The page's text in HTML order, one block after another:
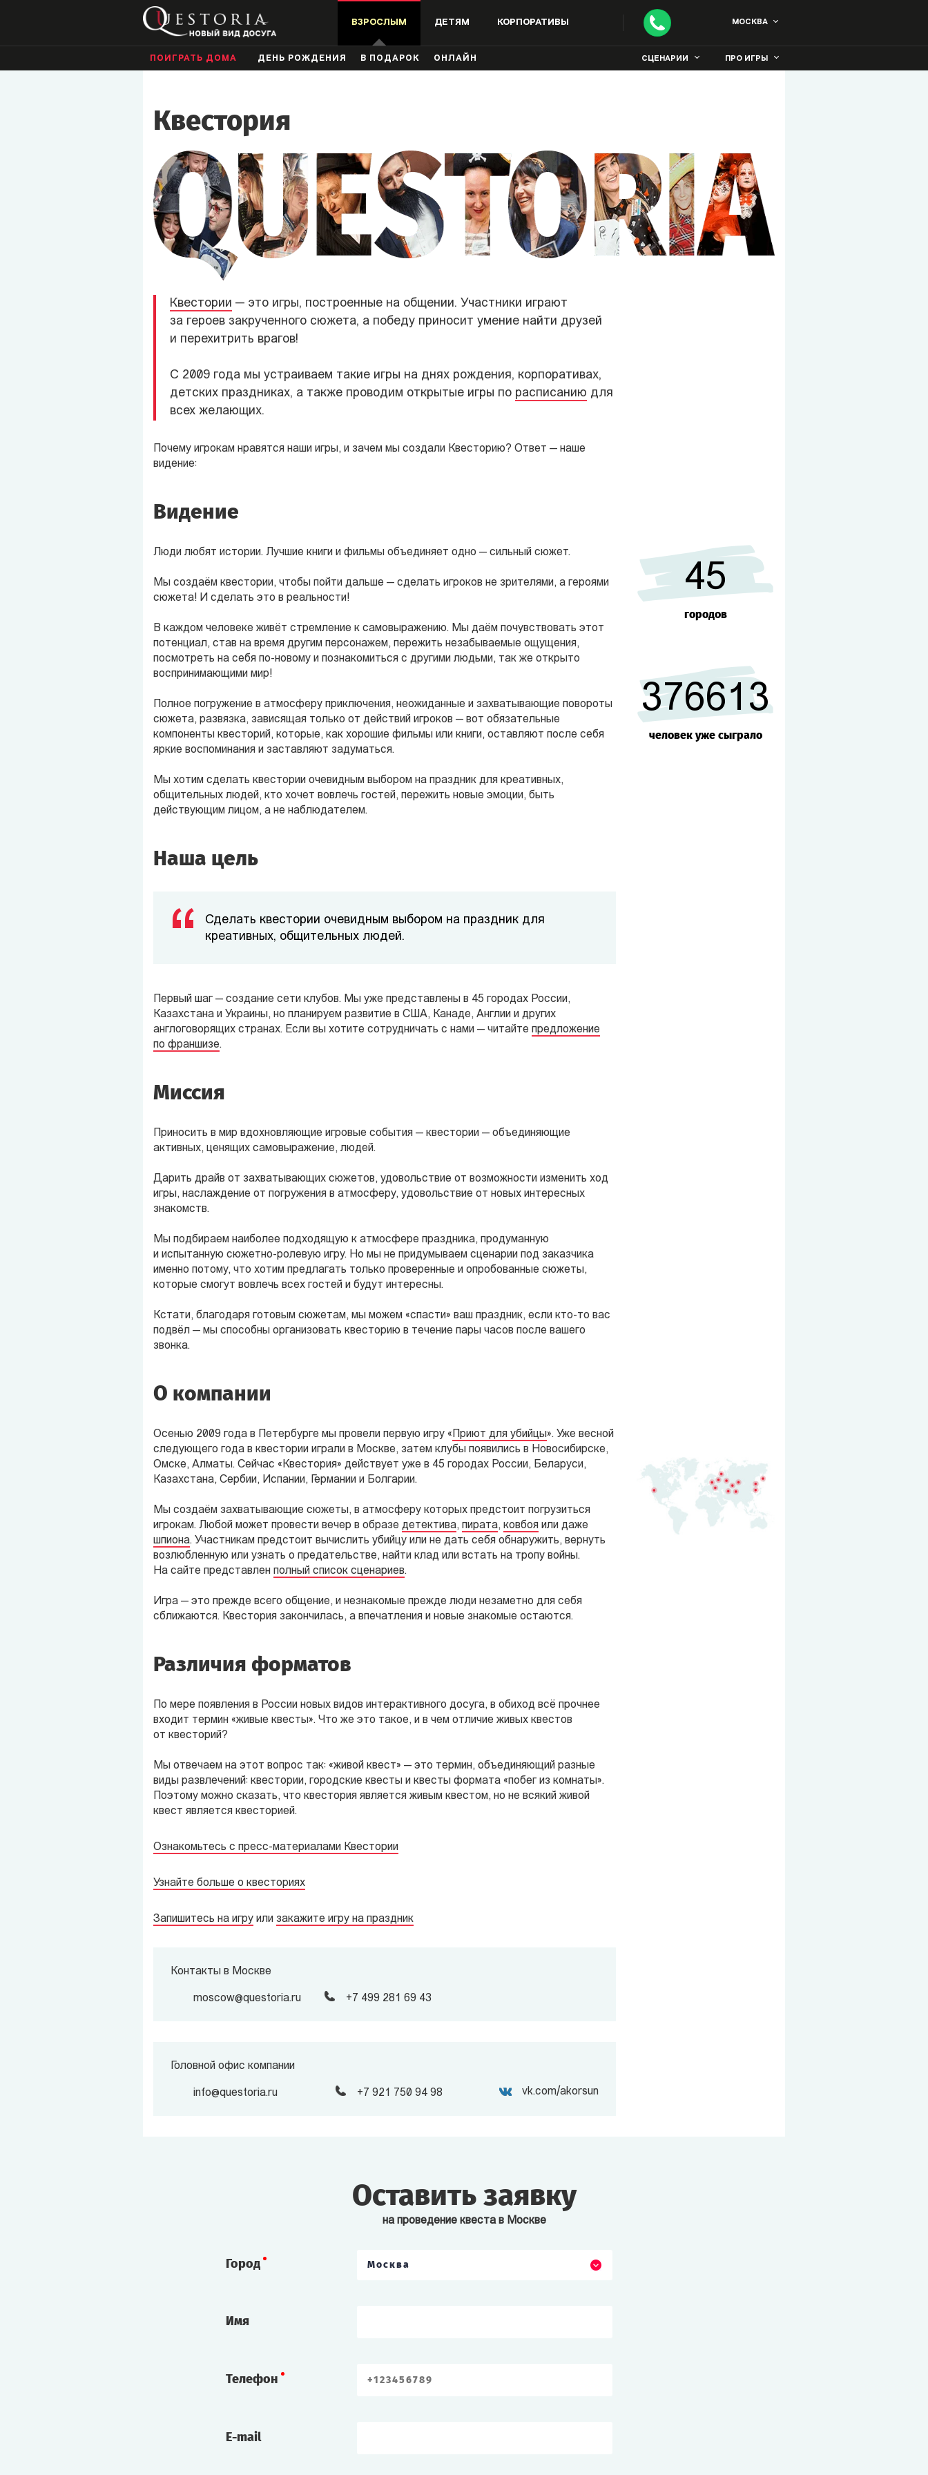
ВЗРОСЛЫМ ДЕТЯМ КОРПОРАТИВЫ МОСКВА
ПОИГРАТЬ ДОМА ДЕНЬ РОЖДЕНИЯ В ПОДАРОК ОНЛАЙН СЦЕНАРИИ ПРО ИГРЫ
Квестория
Квестории — это игры, построенные на общении. Участники играют
за героев закрученного сюжета, а победу приносит умение найти друзей
и перехитрить врагов!
C 2009 года мы устраиваем такие игры на днях рождения, корпоративах,
детских праздниках, а также проводим открытые игры по расписанию для
всех желающих.
Почему игрокам нравятся наши игры, и зачем мы создали Квесторию? Ответ — наше
видение:
45
городов
376613
человек уже сыграло
Видение
Люди любят истории. Лучшие книги и фильмы объединяет одно — сильный сюжет.
Мы создаём квестории, чтобы пойти дальше — сделать игроков не зрителями, а героями
сюжета! И сделать это в реальности!
В каждом человеке живёт стремление к самовыражению. Мы даём почувствовать этот
потенциал, став на время другим персонажем, пережить незабываемые ощущения,
посмотреть на себя по-новому и познакомиться с другими людьми, так же открыто
воспринимающими мир!
Полное погружение в атмосферу приключения, неожиданные и захватывающие повороты
сюжета, развязка, зависящая только от действий игроков — вот обязательные
компоненты квесторий, которые, как хорошие фильмы или книги, оставляют после себя
яркие воспоминания и заставляют задуматься.
Мы хотим сделать квестории очевидным выбором на праздник для креативных,
общительных людей, кто хочет вовлечь гостей, пережить новые эмоции, быть
действующим лицом, а не наблюдателем.
Наша цель
Сделать квестории очевидным выбором на праздник для
креативных, общительных людей.
Первый шаг — создание сети клубов. Мы уже представлены в 45 городах России,
Казахстана и Украины, но планируем развитие в США, Канаде, Англии и других
англоговорящих странах. Если вы хотите сотрудничать с нами — читайте предложение
по франшизе.
Миссия
Приносить в мир вдохновляющие игровые события — квестории — объединяющие
активных, ценящих самовыражение, людей.
Дарить драйв от захватывающих сюжетов, удовольствие от возможности изменить ход
игры, наслаждение от погружения в атмосферу, yдовольствие от новых интересных
знакомств.
Мы подбираем наиболее подходящую к атмосфере праздника, продуманную
и испытанную сюжетно-ролевую игру. Но мы не придумываем сценарии под заказчика
именно потому, что хотим предлагать только проверенные и опробованные сюжеты,
которые смогут вовлечь всех гостей и будут интересны.
Кстати, благодаря готовым сюжетам, мы можем «спасти» ваш праздник, если кто-то вас
подвёл — мы способны организовать квесторию в течение пары часов после вашего
звонка.
О компании
Осенью 2009 года в Петербурге мы провели первую игру « Приют для убийцы». Уже весной
следующего года в квестории играли в Москве, затем клубы появились в Новосибирске,
Омске, Алматы. Сейчас «Квестория» действует уже в 45 городах России, Беларуси,
Казахстана, Сербии, Испании, Германии и Болгарии.
Мы создаём захватывающие сюжеты, в атмосферу которых предстоит погрузиться
игрокам. Любой может провести вечер в образе детектива, пирата, ковбоя или даже
шпиона. Участникам предстоит вычислить убийцу или не дать себя обнаружить, вернуть
возлюбленную или узнать о предательстве, найти клад или встать на тропу войны.
На сайте представлен полный список сценариев.
Игра — это прежде всего общение, и незнакомые прежде люди незаметно для себя
сближаются. Квестория закончилась, а впечатления и новые знакомые остаются.
Различия форматов
По мере появления в России новых видов интерактивного досуга, в обиход всё прочнее
входит термин «живые квесты». Что же это такое, и в чем отличие живых квестов
от квесторий?
Мы отвечаем на этот вопрос так: «живой квест» — это термин, объединяющий разные
виды развлечений: квестории, городские квесты и квесты формата «побег из комнаты».
Поэтому можно сказать, что квестория является живым квестом, но не всякий живой
квест является квесторией.
Ознакомьтесь с пресс-материалами Квестории
Узнайте больше о квесториях
Запишитесь на игру или закажите игру на праздник
Контакты в Москве
moscow@questoria.ru +7 499 281 69 43
Головной офис компании
info@questoria.ru +7 921 750 94 98 vk.com/akorsun
Оставить заявку
на проведение квеста в Москве
Город Москва
Имя
Телефон
E-mail